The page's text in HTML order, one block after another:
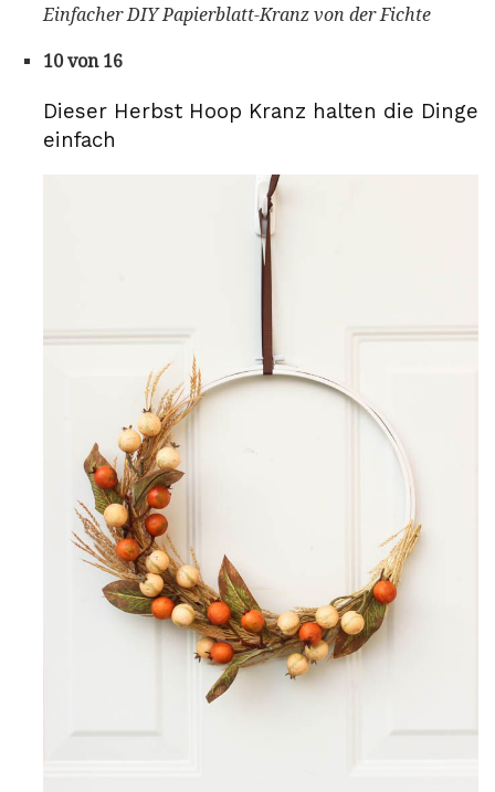
Einfacher DIY Papierblatt-Kranz von der Fichte
10 von 16
Dieser Herbst Hoop Kranz halten die Dinge
einfach